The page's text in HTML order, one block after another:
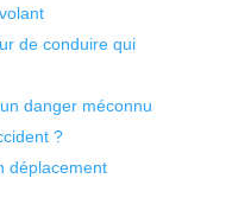
de conduire qui
danger méconnu
?
déplacement